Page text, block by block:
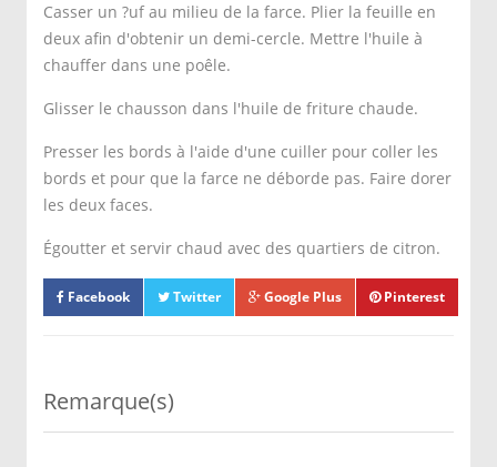
Casser un ?uf au milieu de la farce. Plier la feuille en
deux afin d'obtenir un demi-cercle. Mettre l'huile à
chauffer dans une poêle.
Glisser le chausson dans l'huile de friture chaude.
Presser les bords à l'aide d'une cuiller pour coller les
bords et pour que la farce ne déborde pas. Faire dorer
les deux faces.
Égoutter et servir chaud avec des quartiers de citron.
Facebook Twitter Google Plus Pinterest
Remarque(s)